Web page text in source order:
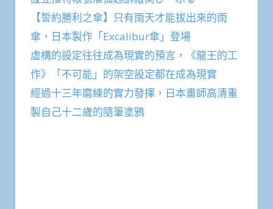
【誓約勝利之傘】只有雨天才能拔出來的雨
傘，日本製作「Excalibur傘」登場
虛構的設定往往成為現實的預言，《龍王的工
作》「不可能」的架空設定都在成為現實
經過十三年磨練的實力發揮，日本畫師高清重
製自己十二歲的隨筆塗鴉